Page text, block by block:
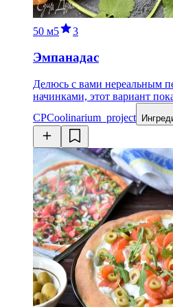
50 м5 3
Эмпанадас
Делюсь с вами нереальным
начинками, этот вариант
CPCoolinarium_project